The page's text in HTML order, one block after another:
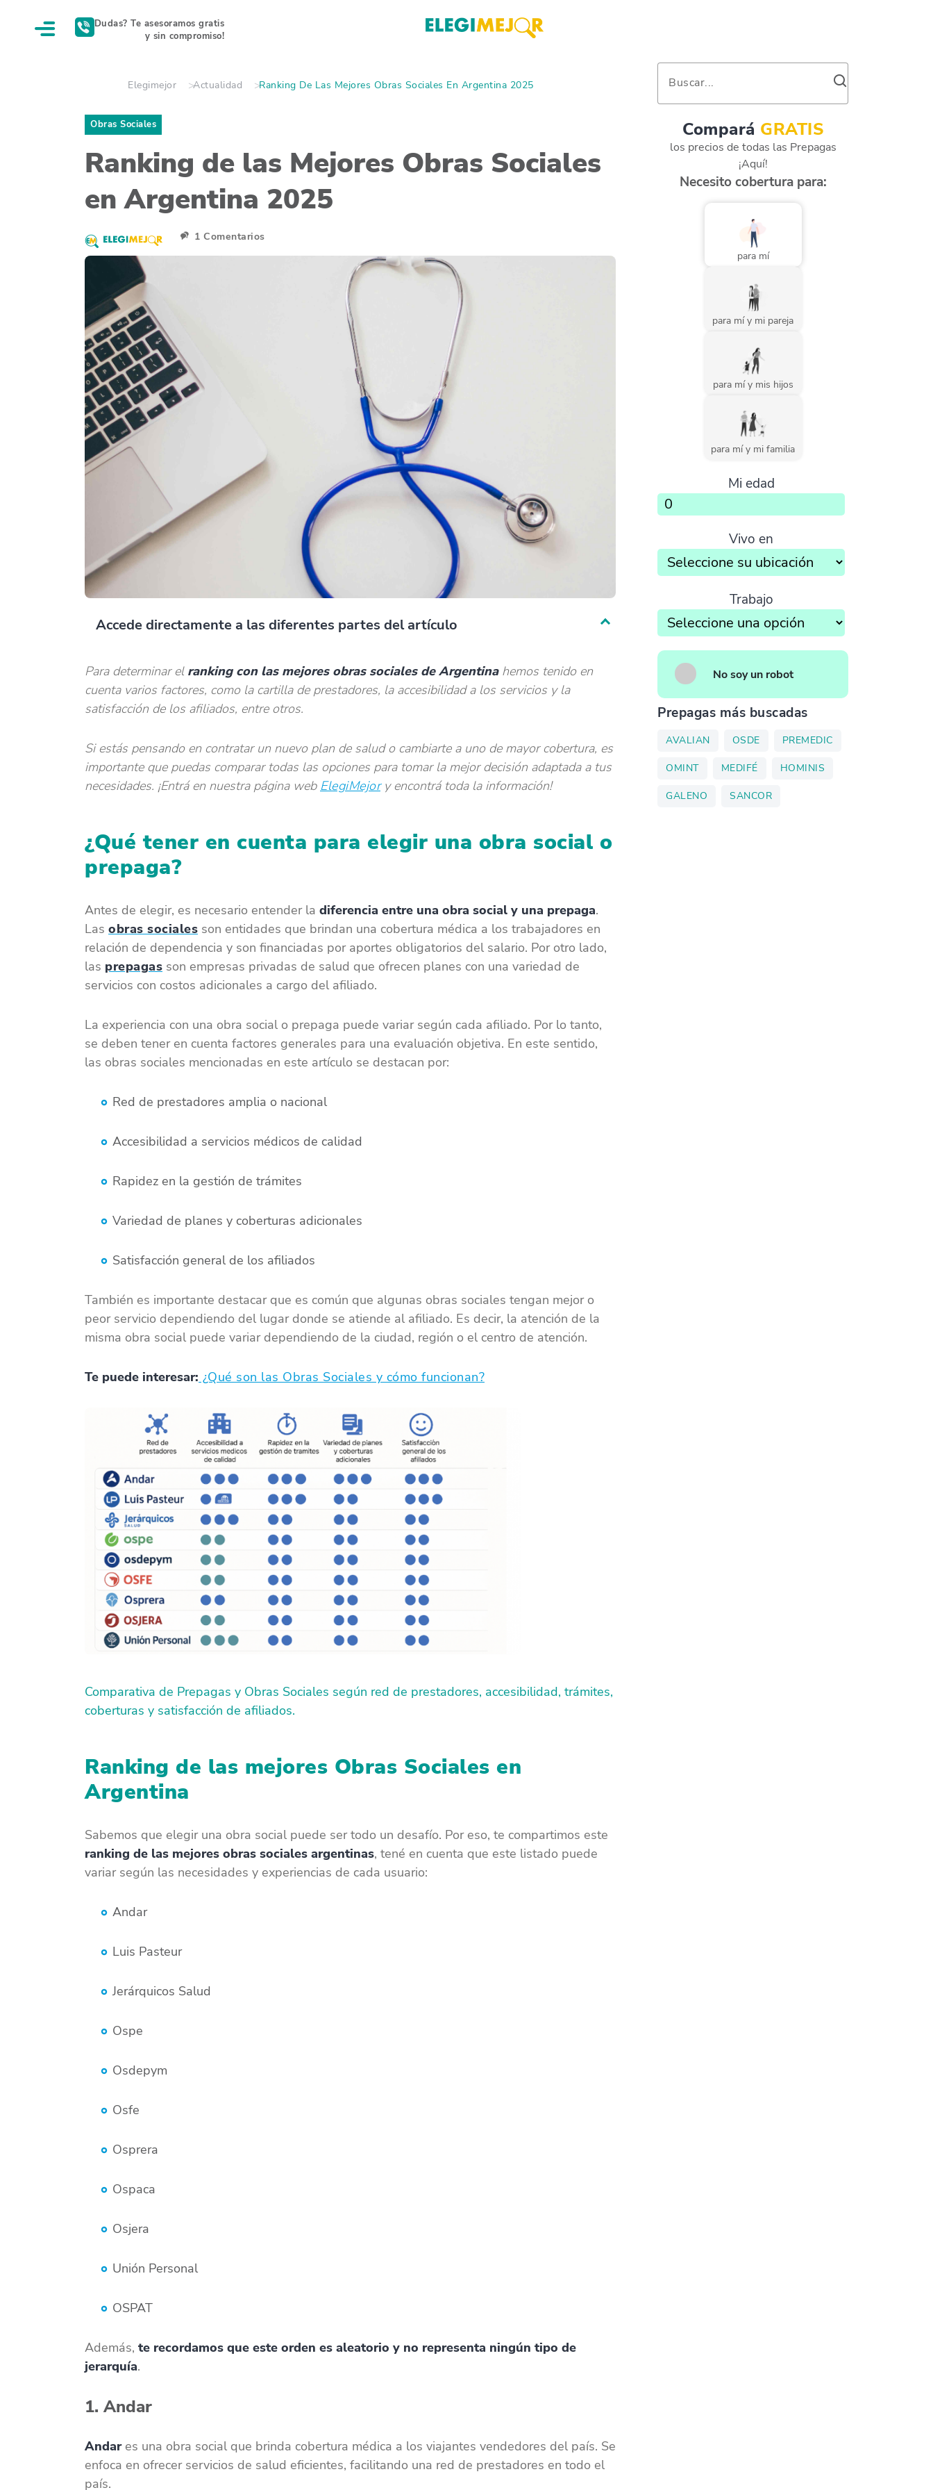
Elegimejor Actualidad Ranking De Las Mejores Obras Sociales En Argentina 2025
Obras Sociales
Ranking de las Mejores Obras Sociales
en Argentina 2025
1 Comentarios
Accede directamente a las diferentes partes del artículo
Para determinar el ranking con las mejores obras sociales de Argentinahemos tenido en
cuenta varios factores, como la cartilla de prestadores, la accesibilidad a los servicios y la
satisfacción de los afiliados, entre otros.
Si estás pensando en contratar un nuevo plan de salud o cambiarte a uno de mayor cobertura, es
importante que puedas comparar todas las opciones para tomar la mejor decisión adaptada a tus
necesidades. ¡Entrá en nuestra página web ElegiMejory encontrá toda la información!
¿Qué tener en cuenta para elegir una obra social o
prepaga?
Antes de elegir, es necesario entender la diferencia entre una obra social y una prepaga.
Las obras sociales son entidades que brindan una cobertura médica a los trabajadores en
relación de dependencia y son financiadas por aportes obligatorios del salario. Por otro lado,
las prepagas son empresas privadas de salud que ofrecen planes con una variedad de
servicios con costos adicionales a cargo del afiliado.
La experiencia con una obra social o prepaga puede variar según cada afiliado. Por lo tanto,
se deben tener en cuenta factores generales para una evaluación objetiva. En este sentido,
las obras sociales mencionadas en este artículo se destacan por:
Red de prestadores amplia o nacional
Accesibilidad a servicios médicos de calidad
Rapidez en la gestión de trámites
Variedad de planes y coberturas adicionales
Satisfacción general de los afiliados
También es importante destacar que es común que algunas obras sociales tengan mejor o
peor servicio dependiendo del lugar donde se atiende al afiliado. Es decir, la atención de la
misma obra social puede variar dependiendo de la ciudad, región o el centro de atención.
Te puede interesar: ¿Qué son las Obras Sociales y cómo funcionan?
Comparativa de Prepagas y Obras Sociales según red de prestadores, accesibilidad, trámites,
coberturas y satisfacción de afiliados.
Ranking de las mejores Obras Sociales en
Argentina
Sabemos que elegir una obra social puede ser todo un desafío. Por eso, te compartimos este
ranking de las mejores obras sociales argentinas, tené en cuenta que este listado puede
variar según las necesidades y experiencias de cada usuario:
Andar
Luis Pasteur
Jerárquicos Salud
Ospe
Osdepym
Osfe
Osprera
Ospaca
Osjera
Unión Personal
OSPAT
Además, te recordamos que este orden es aleatorio y no representa ningún tipo de
jerarquía.
1. Andar
Andares una obra social que brinda cobertura médica a los viajantes vendedores del país. Se
enfoca en ofrecer servicios de salud eficientes, facilitando una red de prestadores en todo el
país.
Buscar...
Compará GRATIS
los precios de todas las Prepagas
¡Aquí!
Necesito cobertura para:
para mí
para mí y mi pareja
para mí y mis hijos
para mí y mi familia
Mi edad
Vivo en
Trabajo
No soy un robot
Prepagas más buscadas
AVALIAN OSDE PREMEDIC
OMINT MEDIFÉ HOMINIS
GALENO SANCOR
Dudas? Te asesoramos gratis
y sin compromiso!